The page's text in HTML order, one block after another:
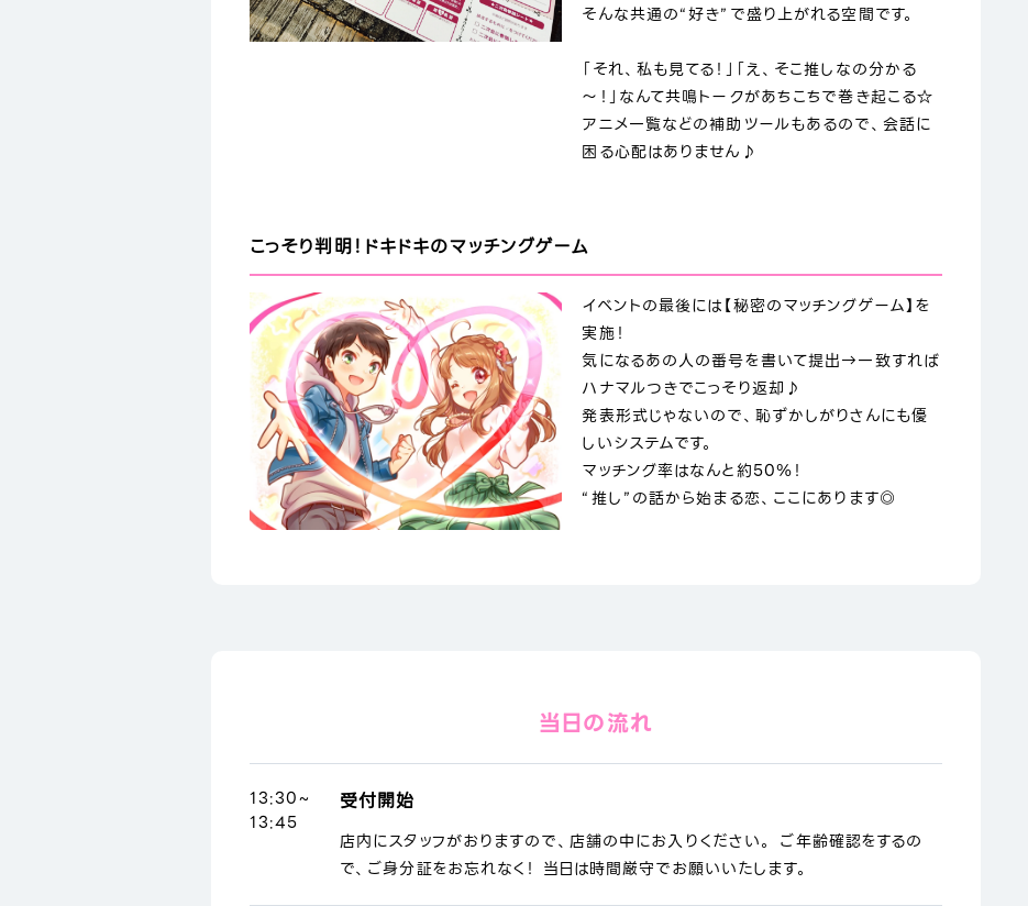
そんな共通の“好き”で盛り上がれる空間です。
「それ、私も見てる！」「え、そこ推しなの分かる
～！」なんて共鳴トークがあちこちで巻き起こる☆
アニメ一覧などの補助ツールもあるので、会話に
困る心配はありません♪
こっそり判明！ドキドキのマッチングゲーム
イベントの最後には【秘密のマッチングゲーム】を
実施！
気になるあの人の番号を書いて提出→一致すれば
ハナマルつきでこっそり返却♪
発表形式じゃないので、恥ずかしがりさんにも優
しいシステムです。
マッチング率はなんと約50％！
“推し”の話から始まる恋、ここにあります◎
当日の流れ
13:30~
13:45
受付開始
店内にスタッフがおりますので、店舗の中にお入りください。 ご年齢確認をするの
で、ご身分証をお忘れなく！ 当日は時間厳守でお願いいたします。